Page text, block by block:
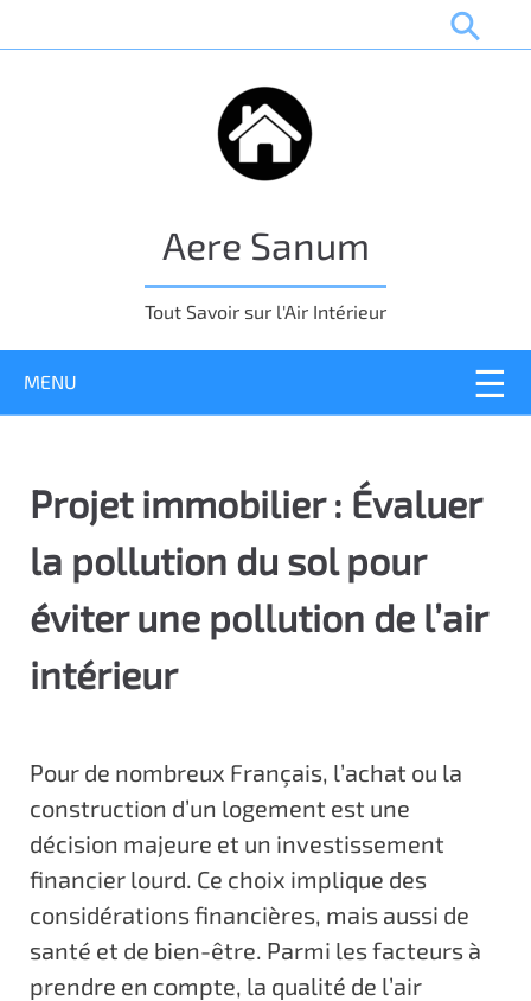
e
u
Aere Sanum
Tout Savoir sur l'Air Intérieur
MENU
Projet immobilier : Évaluer
la pollution du sol pour
éviter une pollution de l’air
intérieur
Pour de nombreux Français, l’achat ou la
construction d’un logement est une
décision majeure et un investissement
financier lourd. Ce choix implique des
considérations financières, mais aussi de
santé et de bien-être. Parmi les facteurs à
prendre en compte, la qualité de l’air